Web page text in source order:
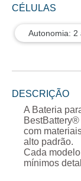
CÉLULAS
Autonomia: 2
DESCRIÇÃO
A Bateria
com
alto padrão.
Cada
mínimos